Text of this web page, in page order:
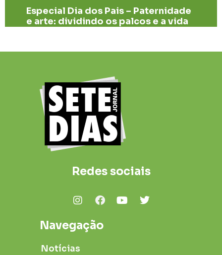
Especial Dia dos Pais – Paternidade
e arte: dividindo os palcos e a vida
Redes sociais
Navegação
Notícias